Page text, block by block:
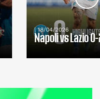
| 18/04/2026
Napoli vs Lazio